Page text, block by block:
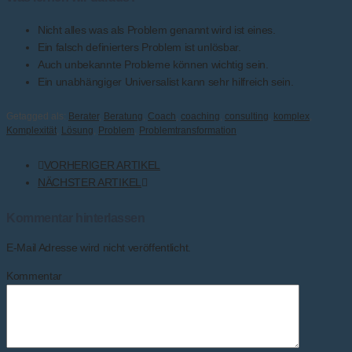
Nicht alles was als Problem genannt wird ist eines.
Ein falsch definierters Problem ist unlösbar.
Auch unbekannte Probleme können wichtig sein.
Ein unabhängiger Universalist kann sehr hilfreich sein.
Getagged als: Berater, Beratung, Coach, coaching, consulting, komplex,
Komplexität, Lösung, Problem, Problemtransformation
VORHERIGER ARTIKEL
NÄCHSTER ARTIKEL
E-Mail Adresse wird nicht veröffentlicht.
Kommentar